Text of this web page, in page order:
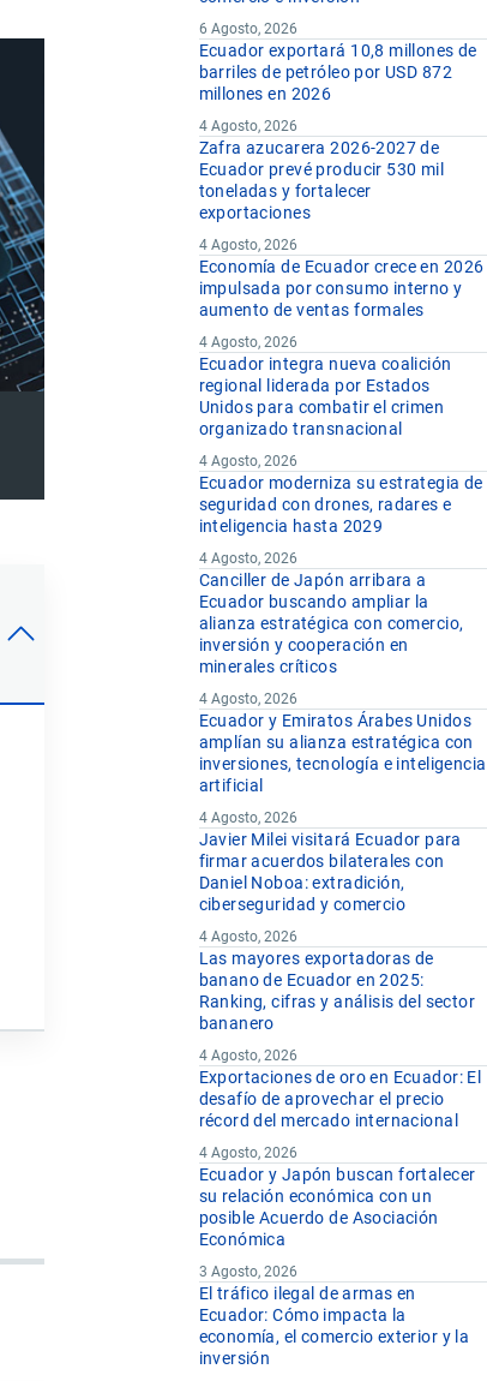
6 Agosto, 2026
Ecuador exportará 10,8 millones de
barriles de petróleo por USD 872
millones en 2026
4 Agosto, 2026
Zafra azucarera 2026-2027 de
Ecuador prevé producir 530 mil
toneladas y fortalecer
exportaciones
4 Agosto, 2026
Economía de Ecuador crece en 2026
impulsada por consumo interno y
aumento de ventas formales
4 Agosto, 2026
Ecuador integra nueva coalición
regional liderada por Estados
Unidos para combatir el crimen
organizado transnacional
4 Agosto, 2026
Ecuador moderniza su estrategia de
seguridad con drones, radares e
inteligencia hasta 2029
4 Agosto, 2026
Canciller de Japón arribara a
Ecuador buscando ampliar la
alianza estratégica con comercio,
inversión y cooperación en
minerales críticos
4 Agosto, 2026
Ecuador y Emiratos Árabes Unidos
amplían su alianza estratégica con
inversiones, tecnología e inteligencia
artificial
4 Agosto, 2026
Javier Milei visitará Ecuador para
firmar acuerdos bilaterales con
Daniel Noboa: extradición,
ciberseguridad y comercio
4 Agosto, 2026
Las mayores exportadoras de
banano de Ecuador en 2025:
Ranking, cifras y análisis del sector
bananero
4 Agosto, 2026
Exportaciones de oro en Ecuador: El
desafío de aprovechar el precio
récord del mercado internacional
4 Agosto, 2026
Ecuador y Japón buscan fortalecer
su relación económica con un
posible Acuerdo de Asociación
Económica
3 Agosto, 2026
El tráfico ilegal de armas en
Ecuador: Cómo impacta la
economía, el comercio exterior y la
inversión